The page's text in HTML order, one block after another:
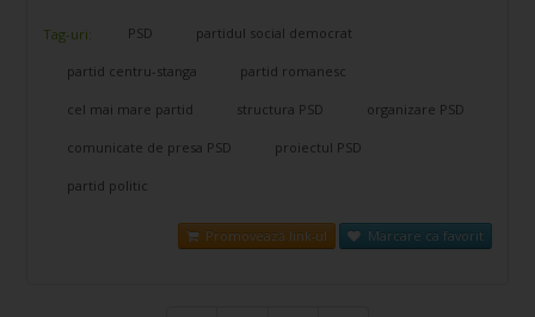
Tag-uri: PSD partidul social democrat
partid centru-stanga partid romanesc
cel mai mare partid structura PSD organizare PSD
comunicate de presa PSD proiectul PSD
partid politic
Promovează link-ul Marcare ca favorit